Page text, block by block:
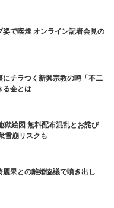
で喫煙 オンライン記者会見の
チラつく新興宗教の噂「不二
る会とは
獄絵図 無料配布混乱とお詫び
雪崩リスクも
果との離婚協議で噴き出し